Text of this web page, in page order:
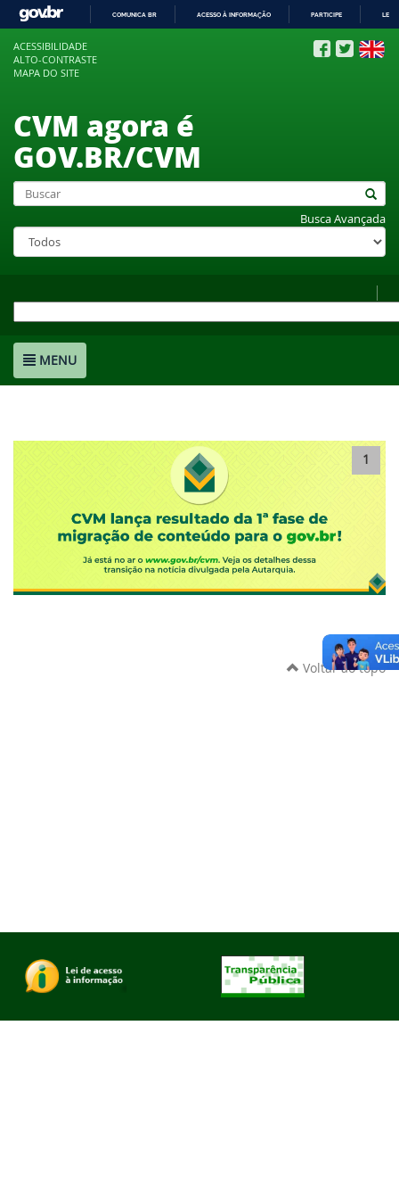
COMUNICA BR ACESSO À INFORMAÇÃO PARTICIPE
ACESSIBILIDADE
ALTO-CONTRASTE
MAPA DO SITE
CVM agora é
GOV.BR/CVM
Busca Avançada
MENU
1
Voltar ao topo